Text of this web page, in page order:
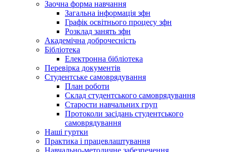
Заочна форма навчання
Загальна інформація зфн
Графік освітнього процесу зфн
Розклад занять зфн
Академічна доброчесність
Бібліотека
Електронна бібліотека
Перевірка документів
Студентське самоврядування
План роботи
Склад студентського самоврядування
Старости навчальних груп
Протоколи засідань студентського
самоврядування
Наші гуртки
Практика і працевлаштування
Навчально-методичне забезпечення